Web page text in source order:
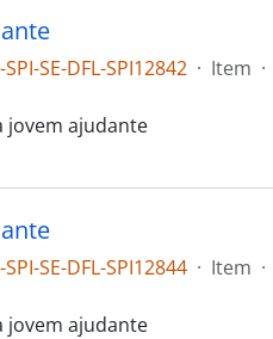
SE-DFL-SPI12842 · Item ·
jovem ajudante
SE-DFL-SPI12844 · Item ·
jovem ajudante